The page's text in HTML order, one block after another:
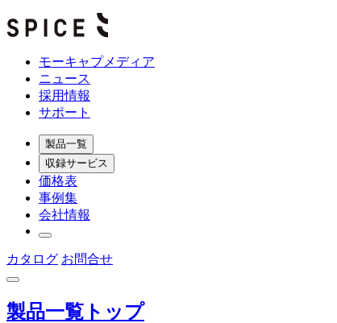
モーキャプメディア
ニュース
採用情報
サポート
製品一覧
収録サービス
価格表
事例集
会社情報
カタログ お問合せ
製品一覧トップ